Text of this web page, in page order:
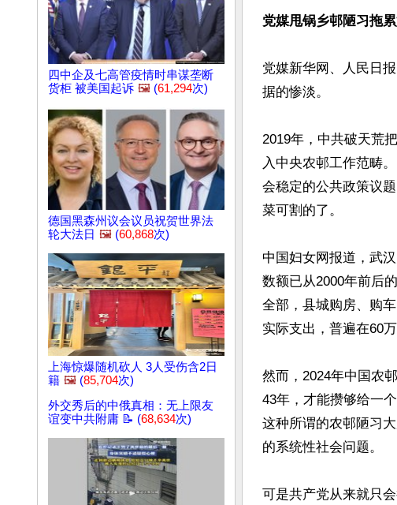
四中企及七高管疫情时串谋垄断
货柜 被美国起诉 🖼️ (61,294次)
德国黑森州议会议员祝贺世界法
轮大法日 🖼️ (60,868次)
上海惊爆随机砍人 3人受伤含2日
籍 🖼️ (85,704次)
外交秀后的中俄真相：无上限友
谊变中共附庸 📝 (68,634次)
党媒甩锅乡邨陋习拖
党媒新华网、人民日
据的惨淡。
2019年，中共破天荒
入中央农邨工作范畴
会稳定的公共政策议
菜可割的了。
中国妇女网报道，武
数额已从2000年前后
全部，县城购房、购
实际支出，普遍在60万
然而，2024年中国农
43年，才能攒够给一
这种所谓的农邨陋习
的系统性社会问题。
可是共产党从来就只